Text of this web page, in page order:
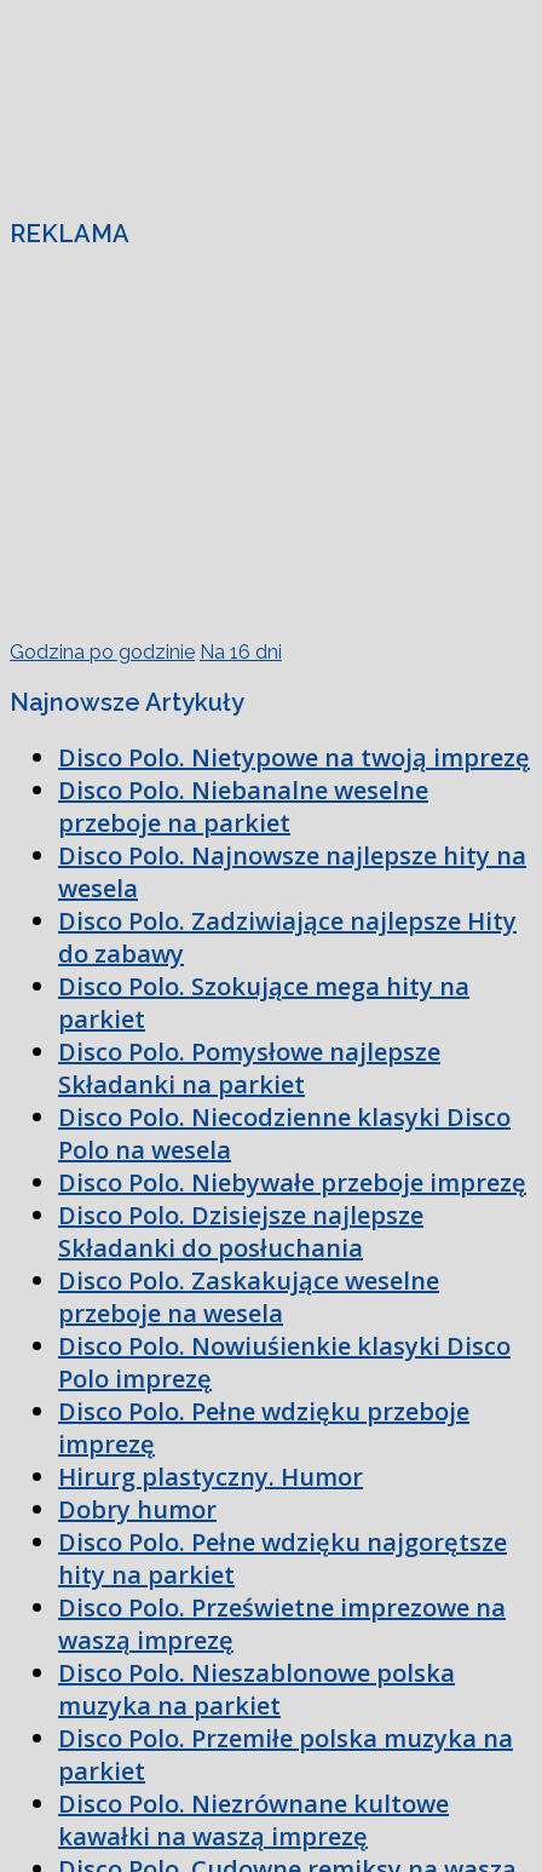
REKLAMA
Godzina po godzinie Na 16 dni
Najnowsze Artykuły
Disco Polo. Nietypowe na twoją imprezę
Disco Polo. Niebanalne weselne
przeboje na parkiet
Disco Polo. Najnowsze najlepsze hity na
wesela
Disco Polo. Zadziwiające najlepsze Hity
do zabawy
Disco Polo. Szokujące mega hity na
parkiet
Disco Polo. Pomysłowe najlepsze
Składanki na parkiet
Disco Polo. Niecodzienne klasyki Disco
Polo na wesela
Disco Polo. Niebywałe przeboje imprezę
Disco Polo. Dzisiejsze najlepsze
Składanki do posłuchania
Disco Polo. Zaskakujące weselne
przeboje na wesela
Disco Polo. Nowiuśienkie klasyki Disco
Polo imprezę
Disco Polo. Pełne wdzięku przeboje
imprezę
Hirurg plastyczny. Humor
Dobry humor
Disco Polo. Pełne wdzięku najgorętsze
hity na parkiet
Disco Polo. Prześwietne imprezowe na
waszą imprezę
Disco Polo. Nieszablonowe polska
muzyka na parkiet
Disco Polo. Przemiłe polska muzyka na
parkiet
Disco Polo. Niezrównane kultowe
kawałki na waszą imprezę